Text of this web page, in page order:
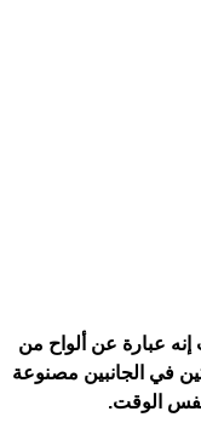
إنه عبارة عن ألواح من
في الجانبين مصنوعة
الوقت.